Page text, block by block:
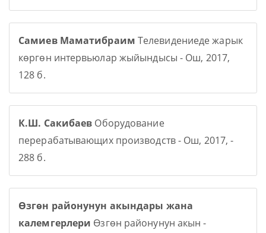
Самиев Маматибраим Телевидениеде жарык
көргөн интервьюлар жыйындысы - Ош, 2017,
128 б.
К.Ш. Сакибаев Оборудование
перерабатывающих производств - Ош, 2017, -
288 б.
Өзгөн районунун акындары жана
калемгерлери Өзгөн районунун акын -